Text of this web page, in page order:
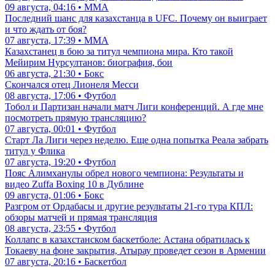
09 августа, 04:16 • ММА
Последний шанс для казахстанца в UFC. Почему он выиграет
и что ждать от боя?
07 августа, 17:39 • ММА
Казахстанец в бою за титул чемпиона мира. Кто такой
Мейирим Нурсултанов: биография, бои
06 августа, 21:30 • Бокс
Скончался отец Лионеля Месси
08 августа, 17:06 • Футбол
Тобол и Партизан начали матч Лиги конференций. А где мне
посмотреть прямую трансляцию?
07 августа, 00:01 • Футбол
Старт Ла Лиги через неделю. Еще одна попытка Реала забрать
титул у Флика
07 августа, 19:20 • Футбол
Пояс Алимханулы обрел нового чемпиона: Результаты и
видео Zuffa Boxing 10 в Дублине
09 августа, 01:06 • Бокс
Разгром от Ордабасы и другие результаты 21-го тура КПЛ:
обзоры матчей и прямая трансляция
08 августа, 23:55 • Футбол
Коллапс в казахстанском баскетболе: Астана обратилась к
Токаеву на фоне закрытия, Атырау проведет сезон в Армении
07 августа, 20:16 • Баскетбол